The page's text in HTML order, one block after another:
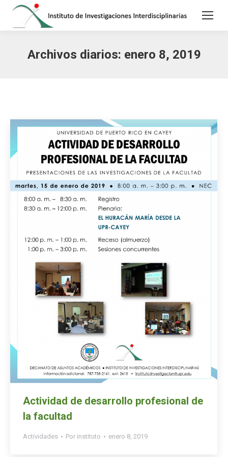
Archivos diarios: enero 8, 2019
Actividad de desarrollo profesional de
la facultad
Actividades Por instituto enero 8, 2019